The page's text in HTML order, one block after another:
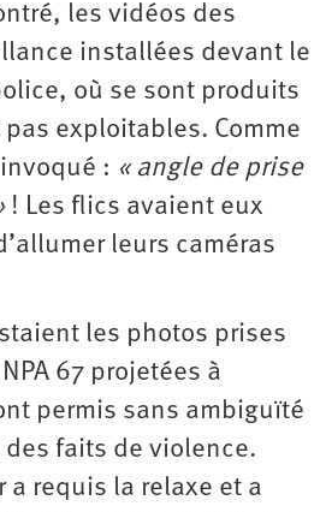
les vidéos des
installées devant le
où se sont produits
exploitables. Comme
: « angle de prise
! Les flics avaient eux
leurs caméras
les photos prises
67 projetées à
permis sans ambiguïté
faits de violence.
a requis la relaxe et a